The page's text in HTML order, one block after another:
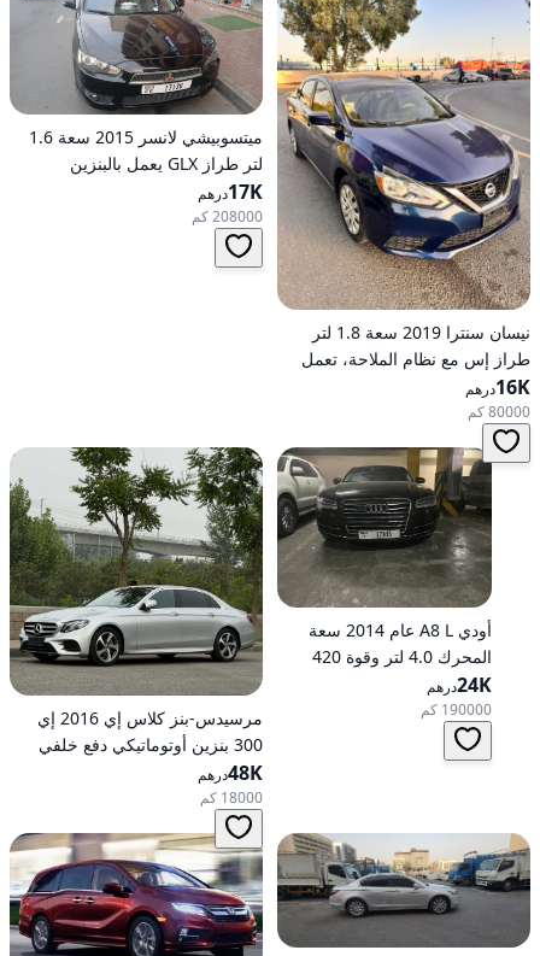
نيسان سنترا 2019 سعة 1.8 لتر
طراز إس مع نظام الملاحة، تعمل
بالبنزين، ناقل حركة أوتوماتيكي، دفع
أمامي
16Kدرهم
80000 كم
ميتسوبيشي لانسر 2015 سعة 1.6
لتر طراز GLX يعمل بالبنزين
وأوتوماتيكي بدفع أمامي
17Kدرهم
208000 كم
أودي A8 L عام 2014 سعة
المحرك 4.0 لتر وقوة 420
حصانًا، تعمل بالبنزين، ناقل
حركة أوتوماتيكي، دفع كلي
للعجلات
24Kدرهم
190000 كم
مرسيدس-بنز كلاس إي 2016 إي
300 بنزين أوتوماتيكي دفع خلفي
48Kدرهم
18000 كم